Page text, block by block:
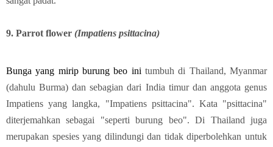
9. Parrot flower (Impatiens psittacina)
Bunga yang mirip burung beo ini tumbuh di Thailand, Myanmar
(dahulu Burma) dan sebagian dari India timur dan anggota genus
Impatiens yang langka, "Impatiens psittacina". Kata "psittacina"
diterjemahkan sebagai "seperti burung beo". Di Thailand juga
merupakan spesies yang dilindungi dan tidak diperbolehkan untuk